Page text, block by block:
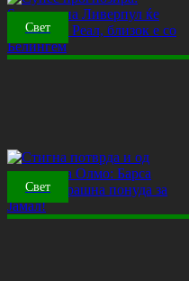
Свет
Свет